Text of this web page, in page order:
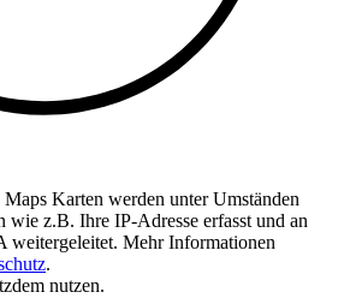
Karten werden unter Umständen
wie z.B. Ihre IP-Adresse erfasst und an
weitergeleitet. Mehr Informationen
.
nutzen.